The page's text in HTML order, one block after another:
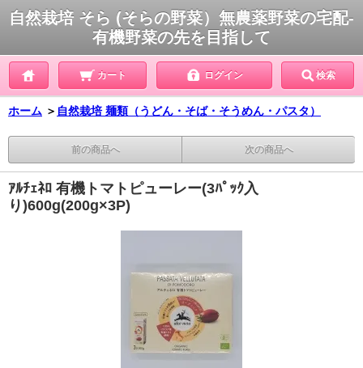
自然栽培 そら (そらの野菜）無農薬野菜の宅配-
有機野菜の先を目指して
カート ログイン 検索
ホーム ＞ 自然栽培 麺類（うどん・そば・そうめん・パスタ）
前の商品へ 次の商品へ
ｱﾙﾁｪﾈﾛ 有機トマトピューレー(3ﾊﾟｯｸ入
り)600g(200g×3P)